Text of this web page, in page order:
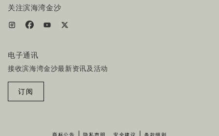
关注滨海湾金沙
电子通讯
接收滨海湾金沙最新资讯及活动
订阅